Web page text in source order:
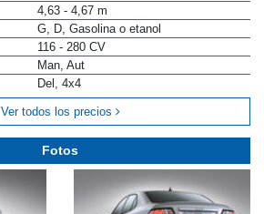
4,63 - 4,67 m
G, D, Gasolina o etanol
116 - 280 CV
Man, Aut
Del, 4x4
Ver todos los precios
Fotos